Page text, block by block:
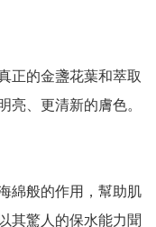
正的金盞花葉和萃取
亮、更清新的膚色。
綿般的作用，幫助肌
其驚人的保水能力聞